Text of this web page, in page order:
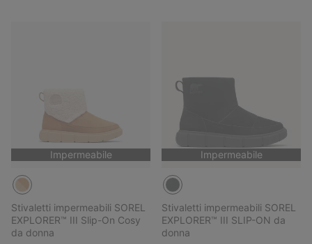
Impermeabile
Stivaletti impermeabili SOREL
EXPLORER™ III Slip-On Cosy
da donna
Impermeabile
Stivaletti impermeabili SOREL
EXPLORER™ III SLIP-ON da
donna